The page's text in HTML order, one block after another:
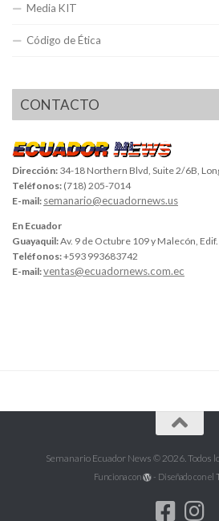
Media KIT
Código de Ética
CONTACTO
Dirección: 34-18 Northern Blvd, Suite 2/6B,
Teléfonos: (718) 205-7014
E-mail: semanario@ecuadornews.us
En Ecuador
Guayaquil:Av. 9 de Octubre 109 y Malecón,
Teléfonos:+593 993683742
E-mail:ventas@ecuadornews.com.ec
Semanario Ecuador News © 2026. Todos
Funciona con - Diseñado con el